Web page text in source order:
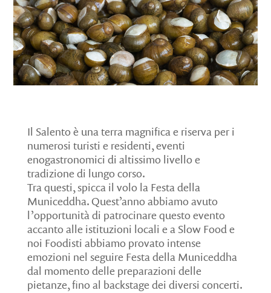
Il Salento è una terra magnifica e riserva per i
numerosi turisti e residenti, eventi
enogastronomici di altissimo livello e
tradizione di lungo corso.
Tra questi, spicca il volo la Festa della
Municeddha. Quest’anno abbiamo avuto
l’opportunità di patrocinare questo evento
accanto alle istituzioni locali e a Slow Food e
noi Foodisti abbiamo provato intense
emozioni nel seguire Festa della Municeddha
dal momento delle preparazioni delle
pietanze, fino al backstage dei diversi concerti.